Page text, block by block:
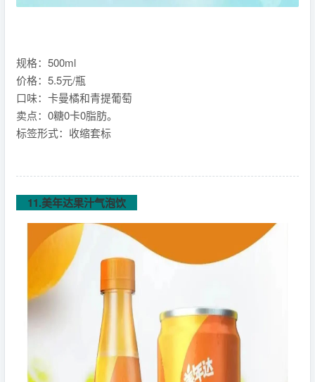
规格：500ml
价格：5.5元/瓶
口味：卡曼橘和青提葡萄
卖点：0糖0卡0脂肪。
标签形式：收缩套标
11.美年达果汁气泡饮